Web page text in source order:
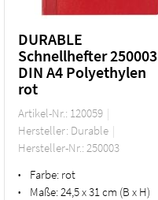
DURABLE
Schnellhefter 250003
DIN A4 Polyethylen
rot
Artikel-Nr.: 120059
Hersteller: Durable
Hersteller-Nr.: 250003
• Farbe: rot
• Maße:24,5 x 31 cm (B x H)